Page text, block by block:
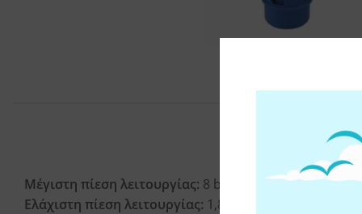
ΧΑΡΑΚΤΗΡΙΣΤΙΚΑ
Μέγιστη πίεση λειτουργίας: 8 bar (116 psi)
Ελάχιστη πίεση λειτουργίας: 1,8 bar (26 psi)